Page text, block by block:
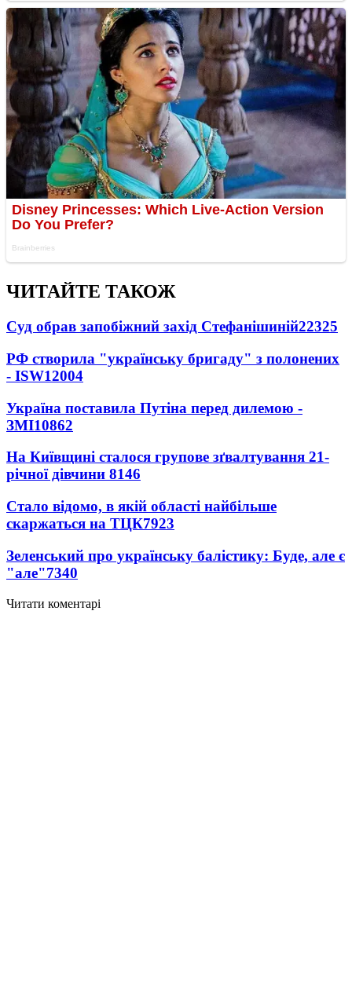
ЧИТАЙТЕ ТАКОЖ
Суд обрав запобіжний захід Стефанішиній22325
РФ створила "українську бригаду" з полонених
- ISW12004
Україна поставила Путіна перед дилемою -
ЗМІ10862
На Київщині сталося групове зґвалтування 21-
річної дівчини 8146
Стало відомо, в якій області найбільше
скаржаться на ТЦК7923
Зеленський про українську балістику: Буде, але є
"але"7340
Читати коментарі